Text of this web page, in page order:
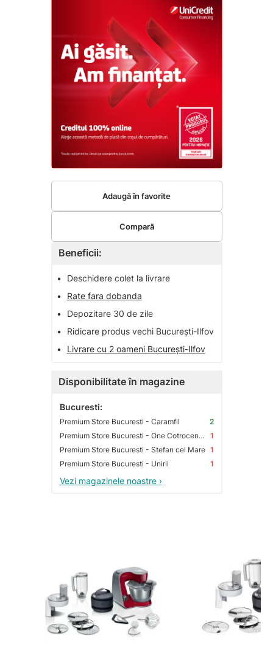
Beneficii:
•
Deschidere colet la livrare
•
Rate fara dobanda
•
Depozitare 30 de zile
•
Ridicare produs vechi București-Ilfov
•
Livrare cu 2 oameni București-Ilfov
Disponibilitate în magazine
Bucuresti:
Premium Store Bucuresti - Caramfil
2
Premium Store Bucuresti - One Cotroceni Park
1
Premium Store Bucuresti - Stefan cel Mare 1
Premium Store Bucuresti - Unirii
1
Vezi magazinele noastre ›
Adaugă în favorite
Compară